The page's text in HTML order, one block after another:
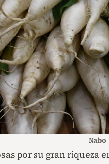
Nabo
por su gran riqueza